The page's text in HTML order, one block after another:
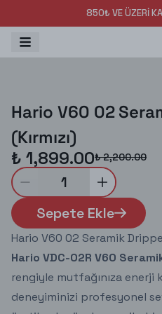
850₺ VE ÜZERİ
Hario V60 02
(Kırmızı)
₺ 1,899.00₺ 2,200.00
1
Sepete Ekle
Hario V60 02 Seramik Dripper
Hario VDC-02R V60
rengiyle mutfağınıza enerji
deneyiminizi profesyonel